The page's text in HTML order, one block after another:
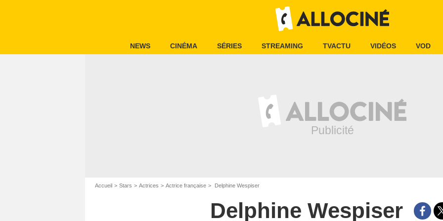
NEWS CINÉMA SÉRIES STREAMING TVACTU VIDÉOS VOD
Accueil Stars Actrices Actrice française Delphine Wespiser
Delphine Wespiser